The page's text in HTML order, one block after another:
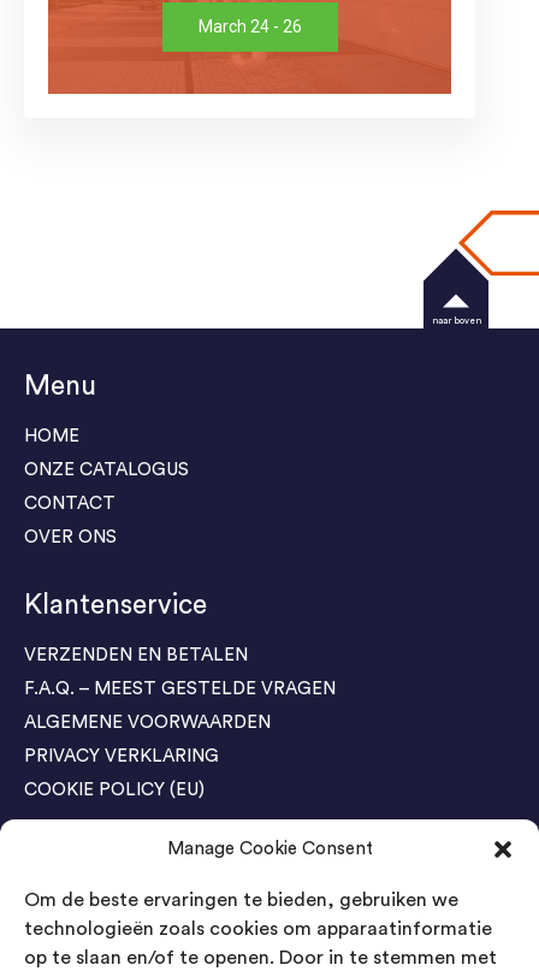
Manage Cookie Consent
Om de beste ervaringen te bieden, gebruiken we
technologieën zoals cookies om apparaatinformatie
op te slaan en/of te openen. Door in te stemmen met
March 24 - 26
Menu
HOME
ONZE CATALOGUS
CONTACT
OVER ONS
Klantenservice
VERZENDEN EN BETALEN
F.A.Q. – MEEST GESTELDE VRAGEN
ALGEMENE VOORWAARDEN
PRIVACY VERKLARING
COOKIE POLICY (EU)
Agenda Trade Shows
04-05 November / SVG FAIR Winterswijk
Bestel GRATIS kaarten
naar boven